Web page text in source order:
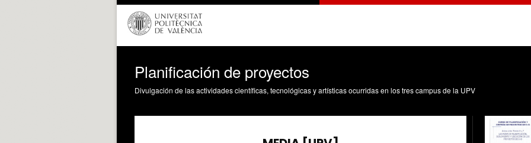
Planificación de proyectos
Divulgación de las actividades científicas, tecnológicas y artísticas ocurridas en los tres campus de la UPV